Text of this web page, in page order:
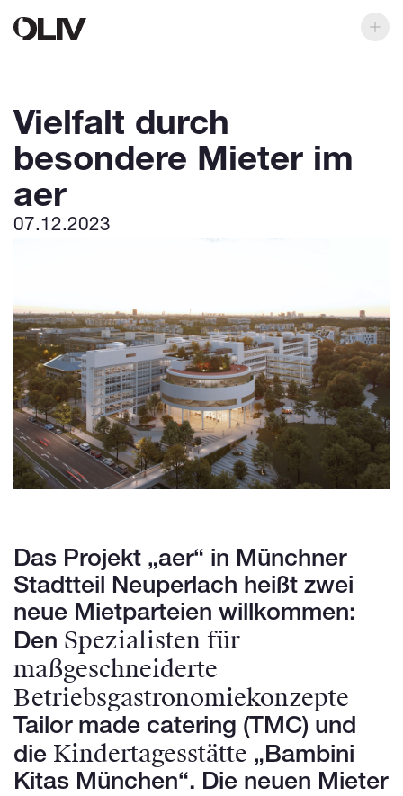
Vielfalt durch
besondere Mieter im
aer
07.12.2023
Das Projekt „aer“ in Münchner
Stadtteil Neuperlach heißt zwei
neue Mietparteien willkommen:
Den Spezialisten für
maßgeschneiderte
Betriebsgastronomiekonzepte
Tailor made catering (TMC) und
die Kindertagesstätte „Bambini
Kitas München“. Die neuen Mieter